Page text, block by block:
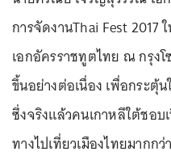
การจัดงานThai Fest 2017
เอกอัครราชทูตไทย ณ กรุง
ขึ้นอย่างต่อเนื่อง เพื่อกระตุ้
ซึ่งจริงแล้วคนเกาหลีใต้ชอ
ทางไปเที่ยวเมืองไทยมากก